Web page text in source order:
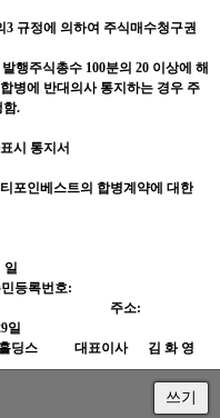
3 규정에 의하여 주식매수청구권
발행주식총수 100분의 20 이상에 해
합병에 반대의사 통지하는 경우 주
함.
시 통지서
티포인베스트의 합병계약에 대한
일
등록번호:
주소:
일
딩스 대표이사 김 화 영
쓰기